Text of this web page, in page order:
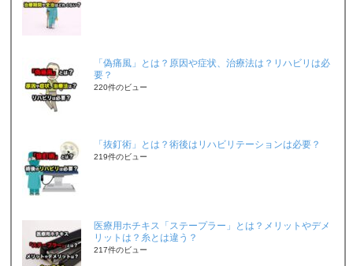
「偽痛風」とは？原因や症状、治療法は？リハビリは必
要？
220件のビュー
「抜釘術」とは？術後はリハビリテーションは必要？
219件のビュー
医療用ホチキス「ステープラー」とは？メリットやデメ
リットは？糸とは違う？
217件のビュー